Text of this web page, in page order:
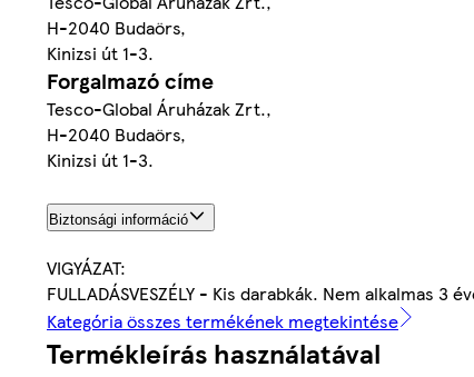
H-2040 Budaörs,
Kinizsi út 1-3.
Forgalmazó címe
Tesco-Global Áruházak Zrt.,
H-2040 Budaörs,
Kinizsi út 1-3.
Biztonsági információ
VIGYÁZAT:
FULLADÁSVESZÉLY - Kis darabkák. Nem alkalmas 3
Kategória összes termékének megtekintése
Termékleírás használatával